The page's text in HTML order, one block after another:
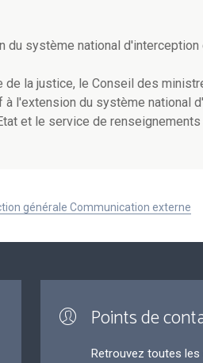
du système national
la justice, le Conseil des
l'extension du système national
et le service de
générale Communication externe
Points de
Retrouvez toutes